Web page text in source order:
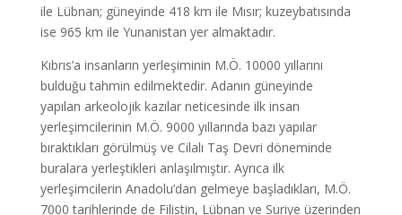
ile Lübnan; güneyinde 418 km ile Mısır; kuzeybatısında
ise 965 km ile Yunanistan yer almaktadır.
Kıbrıs’a insanların yerleşiminin M.Ö. 10000 yıllarını
bulduğu tahmin edilmektedir. Adanın güneyinde
yapılan arkeolojik kazılar neticesinde ilk insan
yerleşimcilerinin M.Ö. 9000 yıllarında bazı yapılar
bıraktıkları görülmüş ve Cilalı Taş Devri döneminde
buralara yerleştikleri anlaşılmıştır. Ayrıca ilk
yerleşimcilerin Anadolu’dan gelmeye başladıkları, M.Ö.
7000 tarihlerinde de Filistin, Lübnan ve Suriye üzerinden